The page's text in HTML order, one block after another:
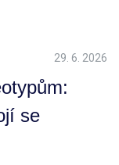
29. 6. 2026
se